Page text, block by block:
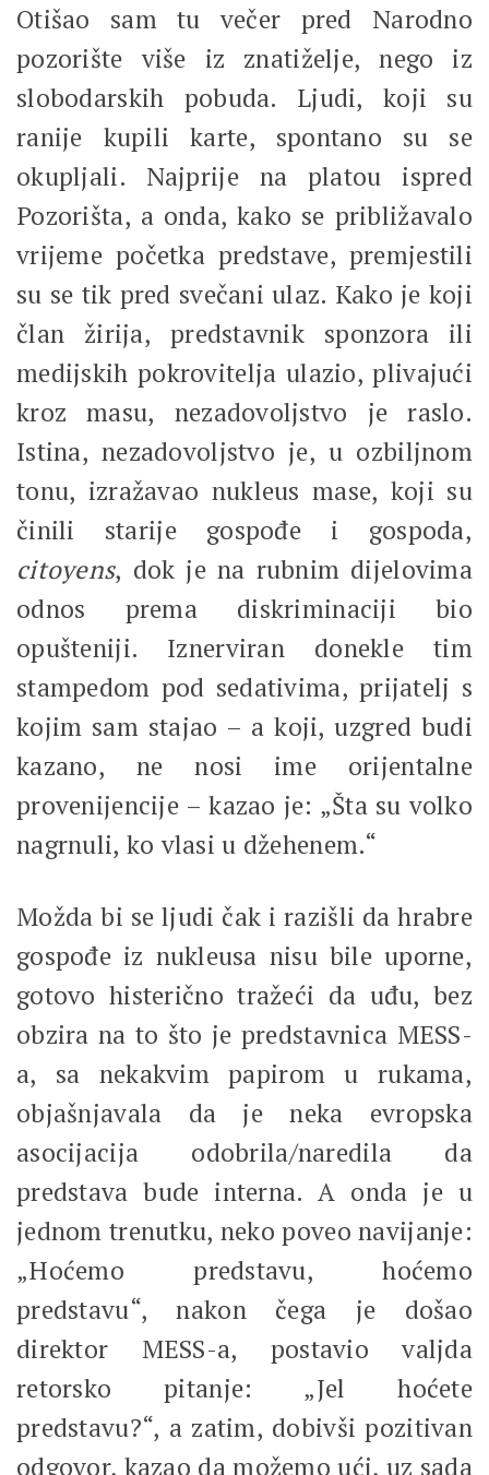
Otišao sam tu večer pred Narodno
pozorište više iz znatiželje, nego iz
slobodarskih pobuda. Ljudi, koji su
ranije kupili karte, spontano su se
okupljali. Najprije na platou ispred
Pozorišta, a onda, kako se približavalo
vrijeme početka predstave, premjestili
su se tik pred svečani ulaz. Kako je koji
član žirija, predstavnik sponzora ili
medijskih pokrovitelja ulazio, plivajući
kroz masu, nezadovoljstvo je raslo.
Istina, nezadovoljstvo je, u ozbiljnom
tonu, izražavao nukleus mase, koji su
činili starije gospođe i gospoda,
citoyens, dok je na rubnim dijelovima
odnos prema diskriminaciji bio
opušteniji. Iznerviran donekle tim
stampedom pod sedativima, prijatelj s
kojim sam stajao – a koji, uzgred budi
kazano, ne nosi ime orijentalne
provenijencije – kazao je: „Šta su volko
nagrnuli, ko vlasi u džehenem.“
Možda bi se ljudi čak i razišli da hrabre
gospođe iz nukleusa nisu bile uporne,
gotovo histerično tražeći da uđu, bez
obzira na to što je predstavnica MESS-
a, sa nekakvim papirom u rukama,
objašnjavala da je neka evropska
asocijacija odobrila/naredila da
predstava bude interna. A onda je u
jednom trenutku, neko poveo navijanje:
„Hoćemo predstavu, hoćemo
predstavu“, nakon čega je došao
direktor MESS-a, postavio valjda
retorsko pitanje: „Jel hoćete
predstavu?“, a zatim, dobivši pozitivan
odgovor, kazao da možemo ući, uz sada